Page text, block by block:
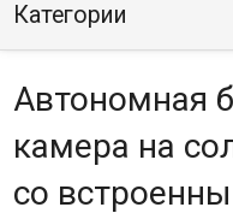
Категории
Автономная
камера на
со